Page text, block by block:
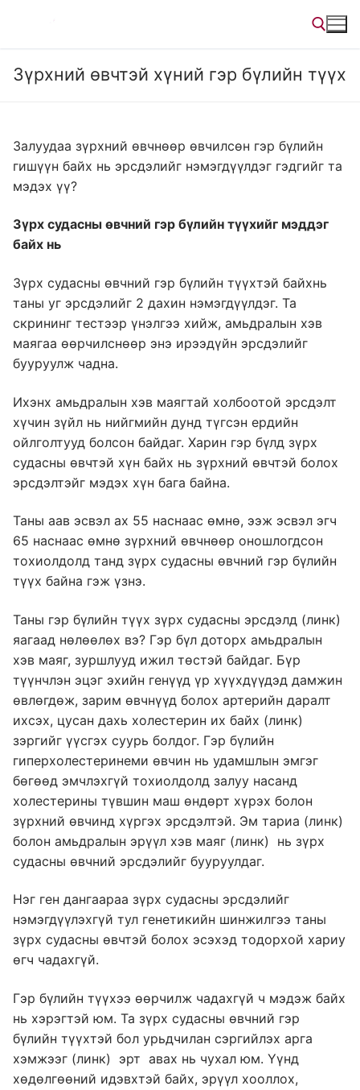
Зүрхний өвчтэй хүний гэр бүлийн түүх
Залуудаа зүрхний өвчнөөр өвчилсөн гэр бүлийн
гишүүн байх нь эрсдэлийг нэмэгдүүлдэг гэдгийг та
мэдэх үү?
Зүрх судасны өвчний гэр бүлийн түүхийг мэддэг
байх нь
Зүрх судасны өвчний гэр бүлийн түүхтэй байхнь
таны уг эрсдэлийг 2 дахин нэмэгдүүлдэг. Та
скрининг тестээр үнэлгээ хийж, амьдралын хэв
маягаа өөрчилснөөр энэ ирээдүйн эрсдэлийг
бууруулж чадна.
Ихэнх амьдралын хэв маягтай холбоотой эрсдэлт
хүчин зүйл нь нийгмийн дунд түгсэн ердийн
ойлголтууд болсон байдаг. Харин гэр бүлд зүрх
судасны өвчтэй хүн байх нь зүрхний өвчтэй болох
эрсдэлтэйг мэдэх хүн бага байна.
Таны аав эсвэл ах 55 наснаас өмнө, ээж эсвэл эгч
65 наснаас өмнө зүрхний өвчнөөр оношлогдсон
тохиолдолд танд зүрх судасны өвчний гэр бүлийн
түүх байна гэж үзнэ.
Таны гэр бүлийн түүх зүрх судасны эрсдэлд (линк)
яагаад нөлөөлөх вэ? Гэр бүл доторх амьдралын
хэв маяг, зуршлууд ижил төстэй байдаг. Бүр
түүнчлэн эцэг эхийн генүүд үр хүүхдүүдэд дамжин
өвлөгдөж, зарим өвчнүүд болох артерийн даралт
ихсэх, цусан дахь холестерин их байх (линк)
зэргийг үүсгэх суурь болдог. Гэр бүлийн
гиперхолестеринеми өвчин нь удамшлын эмгэг
бөгөөд эмчлэхгүй тохиолдолд залуу насанд
холестерины түвшин маш өндөрт хүрэх болон
зүрхний өвчинд хүргэх эрсдэлтэй. Эм тариа (линк)
болон амьдралын эрүүл хэв маяг (линк) нь зүрх
судасны өвчний эрсдэлийг бууруулдаг.
Нэг ген дангаараа зүрх судасны эрсдэлийг
нэмэгдүүлэхгүй тул генетикийн шинжилгээ таны
зүрх судасны өвчтэй болох эсэхэд тодорхой хариу
өгч чадахгүй.
Гэр бүлийн түүхээ өөрчилж чадахгүй ч мэдэж байх
нь хэрэгтэй юм. Та зүрх судасны өвчний гэр
бүлийн түүхтэй бол урьдчилан сэргийлэх арга
хэмжээг (линк) эрт авах нь чухал юм. Үүнд
хөдөлгөөний идэвхтэй байх, эрүүл хооллох,